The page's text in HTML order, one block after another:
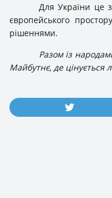
Для України це
європейського
рішеннями.
Разом із
Майбутнє, де цінується